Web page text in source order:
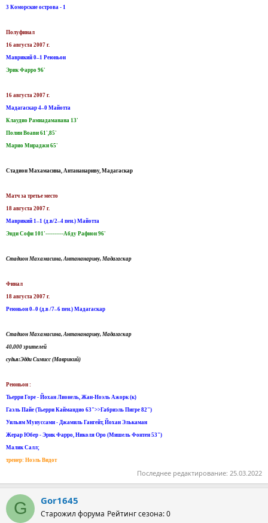
3 Коморские острова - 1
Полуфинал
16 августа 2007 г.
Маврикий 0–1 Реюньон
Эрик Фарро 96'
16 августа 2007 г.
Мадагаскар 4–0 Майотта
Клаудио Рамиадаманана 13'
Полин Воави 61',85'
Марио Мираджи 65'
Стадион Махамасина, Антананариву, Мадагаскар
Матч за третье место
18 августа 2007 г.
Маврикий 1–1 (д.в/2–4 пен.) Майотта
Энди Софи 101'----------Абду Рафион 96'
Стадион Махамасина, Антананариву, Мадагаскар
Финал
18 августа 2007 г.
Реюньон 0–0 (д.в /7–6 пен.) Мадагаскар
Стадион Махамасина, Антананариву, Мадагаскар
40,000 зрителей
судья:Эдди Симисс (Маврикий)
Реюньон :
Тьерри Горе - Йохан Лионель, Жан-Ноэль Ажорк (к)
Гаэль Пайе (Тьерри Каймандио 63">>Габриэль Пигре 82")
Уильям Мунуссами - Джамиль Гангейт, Йохан Элькаман
Жерар Юбер - Эрик Фарро, Николя Оро (Мишель Фонтен 53")
Малик Салл;
тренер: Ноэль Видот
Последнее редактирование: 25.03.2022
G Gor1645
Старожил форума Рейтинг сезона: 0